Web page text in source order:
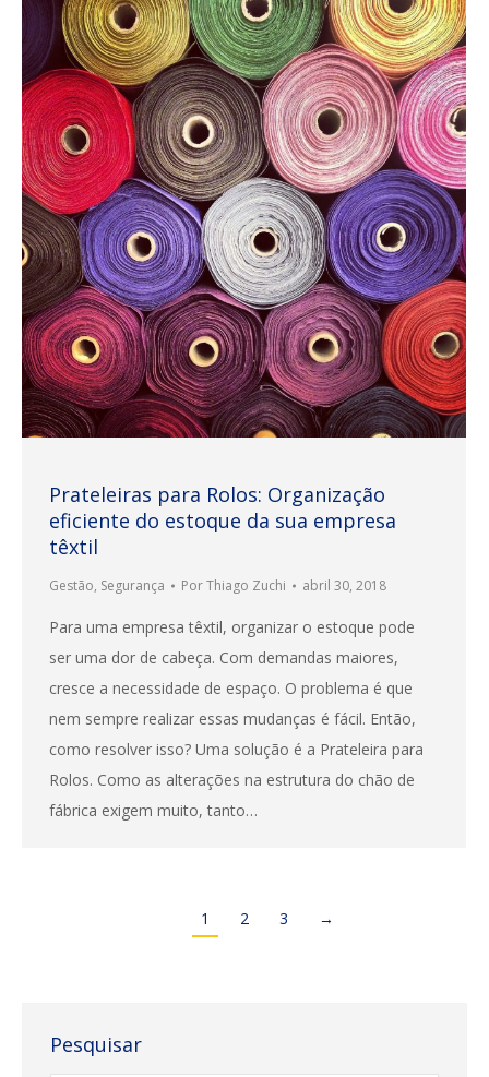
Prateleiras para Rolos: Organização
eficiente do estoque da sua empresa
têxtil
Gestão, Segurança PorThiago Zuchi abril 30, 2018
Para uma empresa têxtil, organizar o estoque pode
ser uma dor de cabeça. Com demandas maiores,
cresce a necessidade de espaço. O problema é que
nem sempre realizar essas mudanças é fácil. Então,
como resolver isso? Uma solução é a Prateleira para
Rolos. Como as alterações na estrutura do chão de
fábrica exigem muito, tanto…
1 2 3 →
Pesquisar